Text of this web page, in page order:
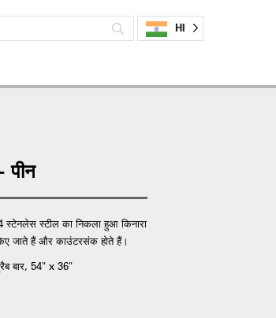
HI
पीन
स्टेनलेस स्टील का निकला हुआ किनारा
जाते हैं और काउंटरसंक होते हैं।
बार, 54" x 36"